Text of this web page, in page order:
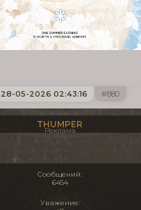
880
28-05-2026 02:43:16
THUMPER
Реклама
Сообщений:
6454
Уважение: